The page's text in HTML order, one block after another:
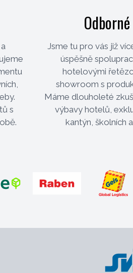
s
Jsme tu pro vás již
úspěšně
hotelovými
showroom s
Máme dlouholeté
výbavy hotelů,
kantýn, školních